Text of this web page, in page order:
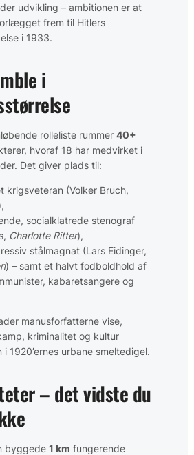
udvikling – ambitionen er at
frem til Hitlers
i 1933.
i
rolleliste rummer 40+
hvoraf 18 har medvirket i
Det giver plads til:
krigsveteran (Volker Bruch,
socialklatrede stenograf
Charlotte Ritter),
stålmagnat (Lars Eidinger,
) – samt et halvt fodboldhold af
kabaretsangere og
manusforfatterne vise,
kriminalitet og kultur
i 1920’ernes urbane smeltedigel.
– det vidste du
byggede 1 km fungerende